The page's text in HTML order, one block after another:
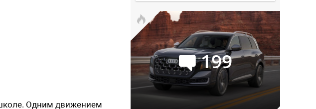
Одним движением
199